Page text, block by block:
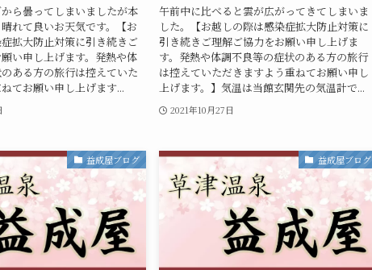
ら曇ってしまいましたが本
れて良いお天気です。【お
拡大防止対策に引き続きご
い申し上げます。発熱や体
ある方の旅行は控えていた
てお願い申し上げます...
午前中に比べると雲が広がってきてしまいま
した。【お越しの際は感染症拡大防止対策に
引き続きご理解ご協力をお願い申し上げま
す。発熱や体調不良等の症状のある方の旅行
は控えていただきますよう重ねてお願い申し
上げます。】気温は当館玄関先の気温計で...
2021年10月27日
益成屋ブログ 益成屋ブログ